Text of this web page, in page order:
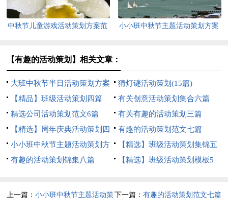
中秋节儿童游戏活动策划方案范
小小班中秋节主题活动策划方案
【有趣的活动策划】相关文章：
大班中秋节半日活动策划方案
范文（精选12篇）
猜灯谜活动策划(15篇)
【精品】班级活动策划四篇
有关创意活动策划集合六篇
精选公司活动策划范文6篇
有关有趣的活动策划三篇
【精选】周年庆典活动策划四
篇
有趣的活动策划范文七篇
小小班中秋节主题活动策划方
案（精选8篇）
【精选】班级活动策划集锦五
篇
有趣的活动策划锦集八篇
【精选】班级活动策划模板5
上一篇：小小班中秋节主题活动策下一篇： 有趣的活动策划范文七篇